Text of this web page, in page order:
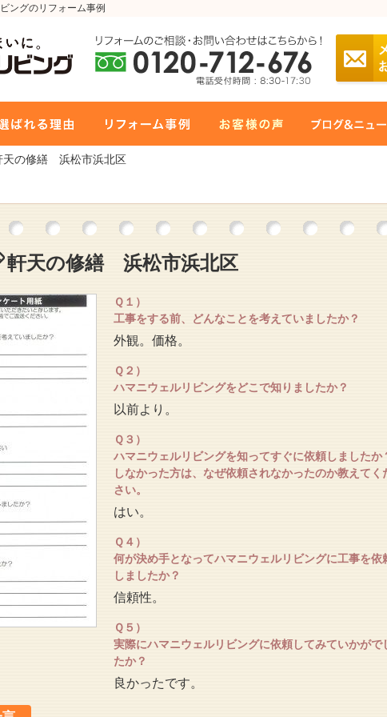
ングのリフォーム事例
天の修繕 浜松市浜北区
軒天の修繕 浜松市浜北区
Ｑ１）
工事をする前、どんなことを考えていましたか？
外観。価格。
Ｑ２）
ハマニウェルリビングをどこで知りましたか？
以前より。
Ｑ３）
ハマニウェルリビングを知ってすぐに依頼しましたか
しなかった方は、なぜ依頼されなかったのか教えてく
さい。
はい。
Ｑ４）
何が決め手となってハマニウェルリビングに工事を依
しましたか？
信頼性。
Ｑ５）
実際にハマニウェルリビングに依頼してみていかがで
たか？
良かったです。